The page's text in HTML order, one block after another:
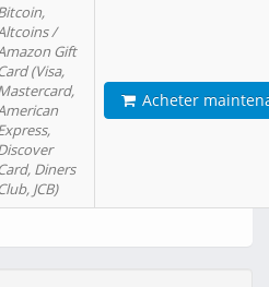
/
Gift
(Visa,
Diners
JCB)
Acheter